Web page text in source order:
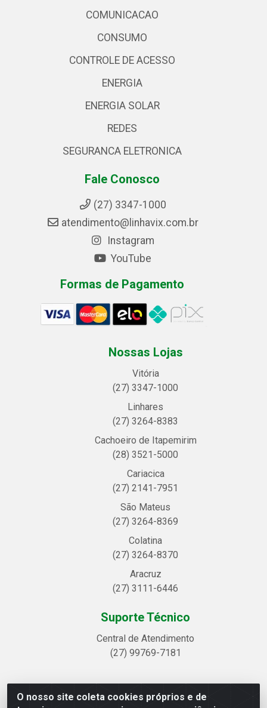
O nosso site coleta cookies próprios e de
COMUNICACAO
CONSUMO
CONTROLE DE ACESSO
ENERGIA
ENERGIA SOLAR
REDES
SEGURANCA ELETRONICA
Fale Conosco
(27) 3347-1000
atendimento@linhavix.com.br
Instagram
YouTube
Formas de Pagamento
Nossas Lojas
Vitória
(27) 3347-1000
Linhares
(27) 3264-8383
Cachoeiro de Itapemirim
(28) 3521-5000
Cariacica
(27) 2141-7951
São Mateus
(27) 3264-8369
Colatina
(27) 3264-8370
Aracruz
(27) 3111-6446
Suporte Técnico
Central de Atendimento
(27) 99769-7181
Linhavix Distribuidora LTDA - Avenida Alegre, 2521 -